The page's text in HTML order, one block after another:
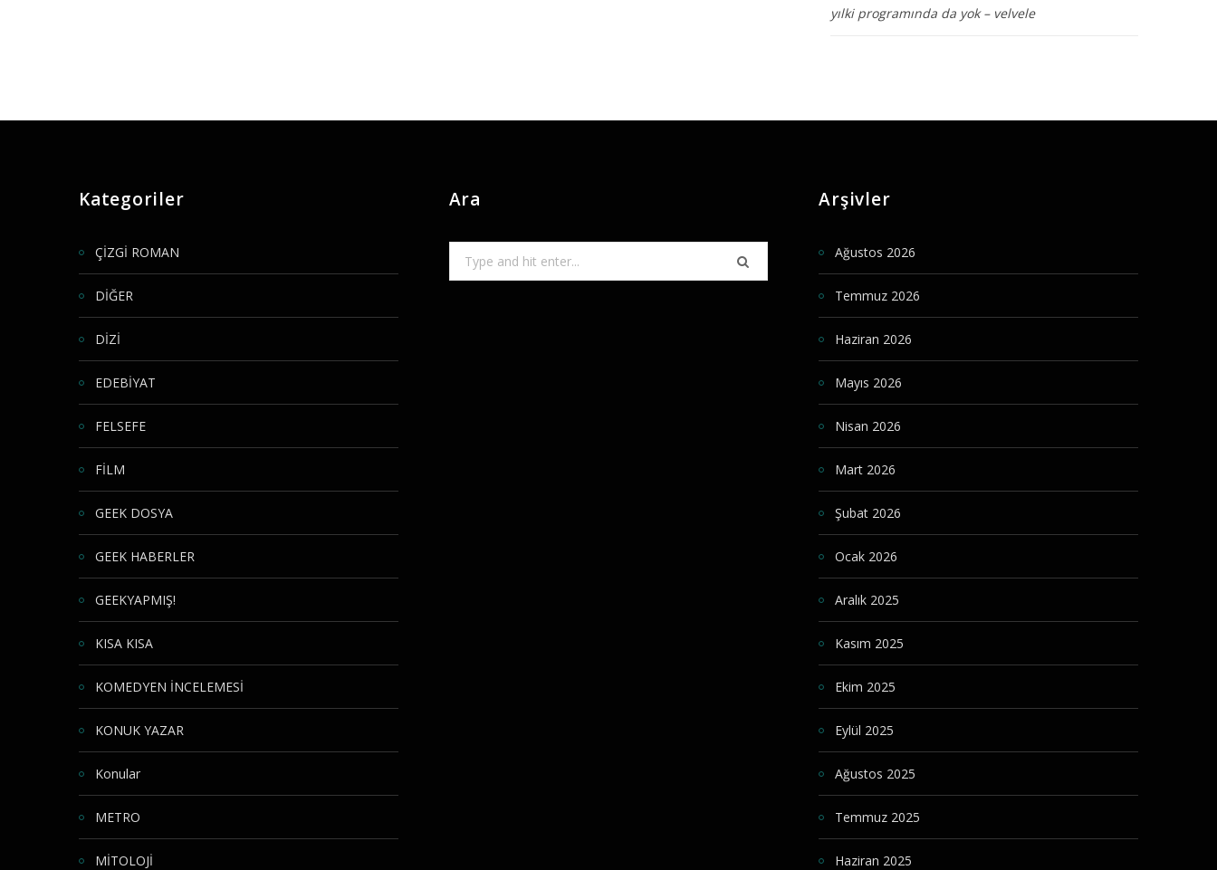
yılki programında da yok – velvele
Kategoriler
ÇİZGİ ROMAN
DİĞER
DİZİ
EDEBİYAT
FELSEFE
FİLM
GEEK DOSYA
GEEK HABERLER
GEEKYAPMIŞ!
KISA KISA
KOMEDYEN İNCELEMESİ
KONUK YAZAR
Konular
METRO
MİTOLOJİ
Ara
for:
Arşivler
Ağustos 2026
Temmuz 2026
Haziran 2026
Mayıs 2026
Nisan 2026
Mart 2026
Şubat 2026
Ocak 2026
Aralık 2025
Kasım 2025
Ekim 2025
Eylül 2025
Ağustos 2025
Temmuz 2025
Haziran 2025